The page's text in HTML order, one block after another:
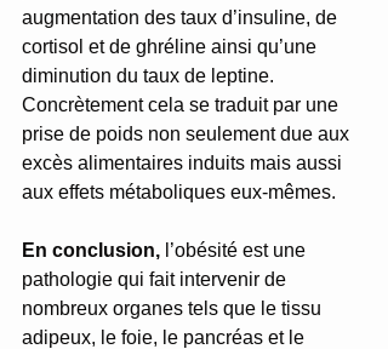
augmentation des taux d’insuline, de
cortisol et de ghréline ainsi qu’une
diminution du taux de leptine.
Concrètement cela se traduit par une
prise de poids non seulement due aux
excès alimentaires induits mais aussi
aux effets métaboliques eux-mêmes.
En conclusion, l’obésité est une
pathologie qui fait intervenir de
nombreux organes tels que le tissu
adipeux, le foie, le pancréas et le